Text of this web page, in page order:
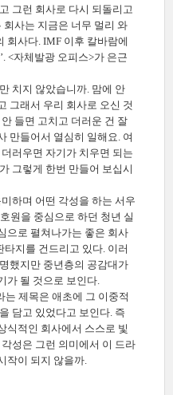
그런 회사로 다시 되돌리고
회사는 지금은 너무 멀리 와
회사다. IMF 이후 칼바람에
<자체발광 오피스>가 은근
치지 않았습니까. 맘에 안
그래서 우리 회사로 오신 것
들면 고치고 더러운 건 잘
만들어서 열심히 일해요. 여
러우면 자기가 치우면 되는
그렇게 한번 만들어 보십시
하며 어떤 각성을 하는 서우
원을 중심으로 하던 청년 실
으로 펼쳐나가는 좋은 회사
지를 건드리고 있다. 이러
했지만 중년층의 공감대가
가 될 것으로 보인다.
는 제목은 애초에 그 이중적
담고 있었다고 보인다. 즉
식적인 회사에서 스스로 빛
성은 그런 의미에서 이 드라
작이 되지 않을까.